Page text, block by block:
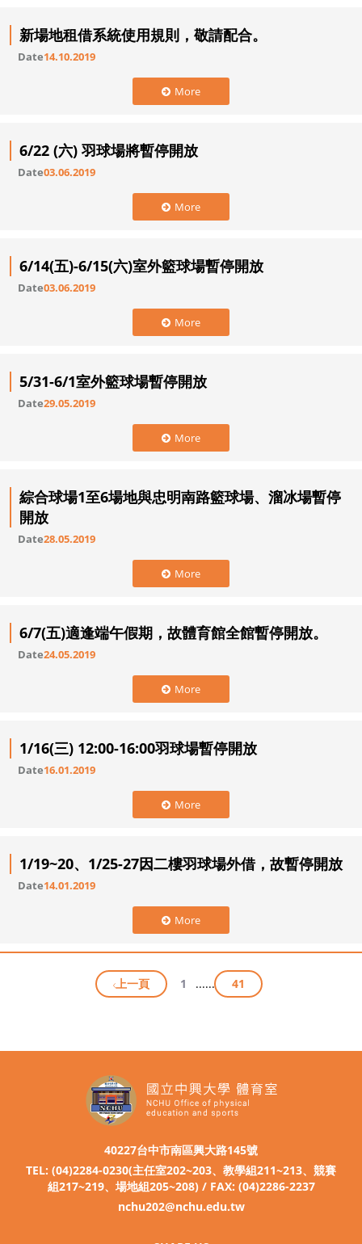
新場地租借系統使用規則，敬請配合。
Date14.10.2019
More
6/22 (六) 羽球場將暫停開放
Date03.06.2019
More
6/14(五)-6/15(六)室外籃球場暫停開放
Date03.06.2019
More
5/31-6/1室外籃球場暫停開放
Date29.05.2019
More
綜合球場1至6場地與忠明南路籃球場、溜冰場暫停
開放
Date28.05.2019
More
6/7(五)適逢端午假期，故體育館全館暫停開放。
Date24.05.2019
More
1/16(三) 12:00-16:00羽球場暫停開放
Date16.01.2019
More
1/19~20、1/25-27因二樓羽球場外借，故暫停開放
Date14.01.2019
More
上一頁 1 ...... 41
40227台中市南區興大路145號
TEL: (04)2284-0230(主任室202~203、教學組211~213、競賽
組217~219、場地組205~208) / FAX: (04)2286-2237
nchu202@nchu.edu.tw